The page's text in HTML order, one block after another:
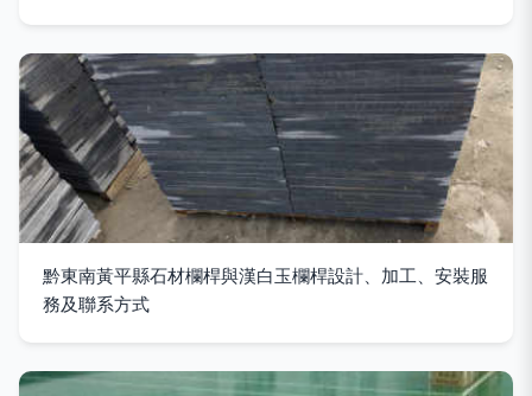
黔東南黃平縣石材欄桿與漢白玉欄桿設計、加工、安裝服
務及聯系方式